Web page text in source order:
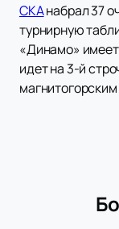
СКАнабрал 37
турнирную
«Динамо» имеет
идет на 3-й